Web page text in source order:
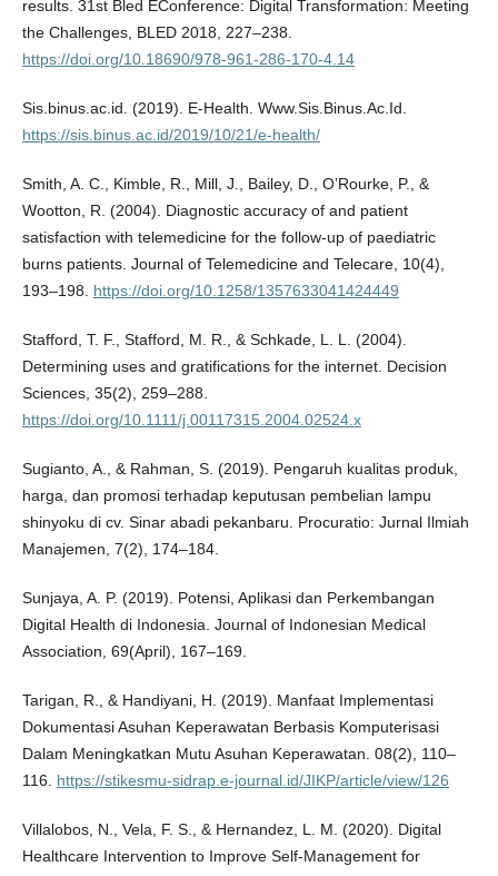
results. 31st Bled EConference: Digital Transformation: Meeting
the Challenges, BLED 2018, 227–238.
https://doi.org/10.18690/978-961-286-170-4.14
Sis.binus.ac.id. (2019). E-Health. Www.Sis.Binus.Ac.Id.
https://sis.binus.ac.id/2019/10/21/e-health/
Smith, A. C., Kimble, R., Mill, J., Bailey, D., O’Rourke, P., &
Wootton, R. (2004). Diagnostic accuracy of and patient
satisfaction with telemedicine for the follow-up of paediatric
burns patients. Journal of Telemedicine and Telecare, 10(4),
193–198. https://doi.org/10.1258/1357633041424449
Stafford, T. F., Stafford, M. R., & Schkade, L. L. (2004).
Determining uses and gratifications for the internet. Decision
Sciences, 35(2), 259–288.
https://doi.org/10.1111/j.00117315.2004.02524.x
Sugianto, A., & Rahman, S. (2019). Pengaruh kualitas produk,
harga, dan promosi terhadap keputusan pembelian lampu
shinyoku di cv. Sinar abadi pekanbaru. Procuratio: Jurnal Ilmiah
Manajemen, 7(2), 174–184.
Sunjaya, A. P. (2019). Potensi, Aplikasi dan Perkembangan
Digital Health di Indonesia. Journal of Indonesian Medical
Association, 69(April), 167–169.
Tarigan, R., & Handiyani, H. (2019). Manfaat Implementasi
Dokumentasi Asuhan Keperawatan Berbasis Komputerisasi
Dalam Meningkatkan Mutu Asuhan Keperawatan. 08(2), 110–
116. https://stikesmu-sidrap.e-journal.id/JIKP/article/view/126
Villalobos, N., Vela, F. S., & Hernandez, L. M. (2020). Digital
Healthcare Intervention to Improve Self-Management for